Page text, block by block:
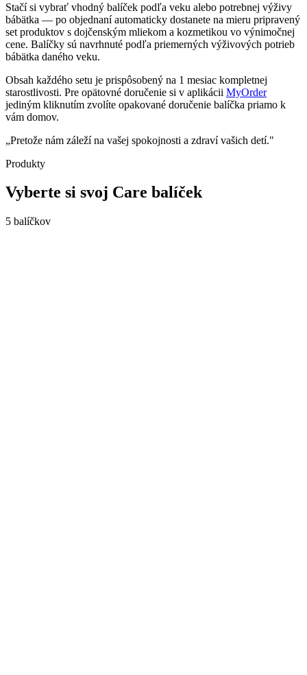
Stačí si vybrať vhodný balíček podľa veku alebo potrebnej výživy
bábätka — po objednaní automaticky dostanete na mieru pripravený
set produktov s dojčenským mliekom a kozmetikou vo výnimočnej
cene. Balíčky sú navrhnuté podľa priemerných výživových potrieb
bábätka daného veku.
Obsah každého setu je prispôsobený na 1 mesiac kompletnej
starostlivosti. Pre opätovné doručenie si v aplikácii MyOrder
jediným kliknutím zvolíte opakované doručenie balíčka priamo k
vám domov.
„Pretože nám záleží na vašej spokojnosti a zdraví vašich detí."
Produkty
Vyberte si svoj Care balíček
5 balíčkov